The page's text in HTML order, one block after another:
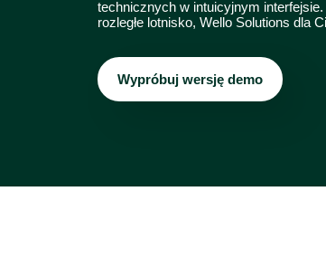
technicznych w intuicyjnym
rozległe lotnisko, Wello Solutions dla
Wypróbuj wersję demo